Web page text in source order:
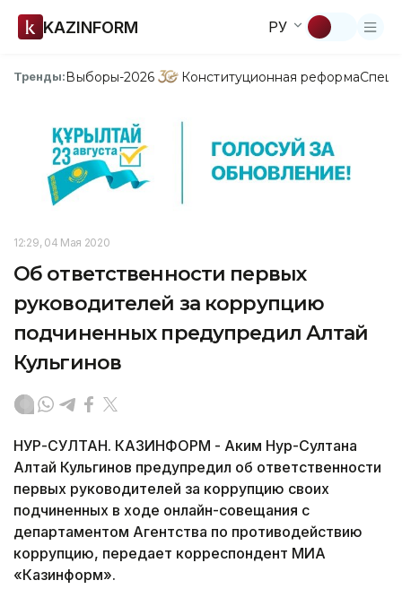
KAZINFORM РУ
Тренды:Выборы-2026 Конституционная реформа
12:29, 04 Мая 2020
Об ответственности первых
руководителей за коррупцию
подчиненных предупредил Алтай
Кульгинов
НУР-СУЛТАН. КАЗИНФОРМ - Аким Нур-Султана
Алтай Кульгинов предупредил об ответственности
первых руководителей за коррупцию своих
подчиненных в ходе онлайн-совещания с
департаментом Агентства по противодействию
коррупцию, передает корреспондент МИА
«Казинформ».